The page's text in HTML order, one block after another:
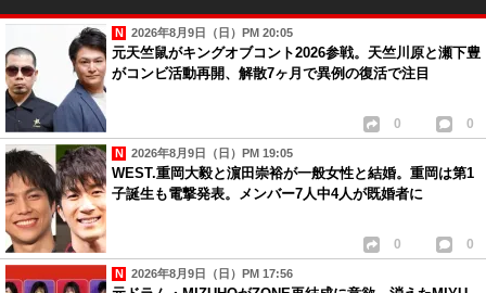
2026年8月9日（日）PM 20:05
元天竺鼠がキングオブコント2026参戦。天竺川原と瀬下豊
がコンビ活動再開、解散7ヶ月で異例の復活で注目
0 0
2026年8月9日（日）PM 19:05
WEST.重岡大毅と濵田崇裕が一般女性と結婚。重岡は第1
子誕生も電撃発表。メンバー7人中4人が既婚者に
0 0
2026年8月9日（日）PM 17:56